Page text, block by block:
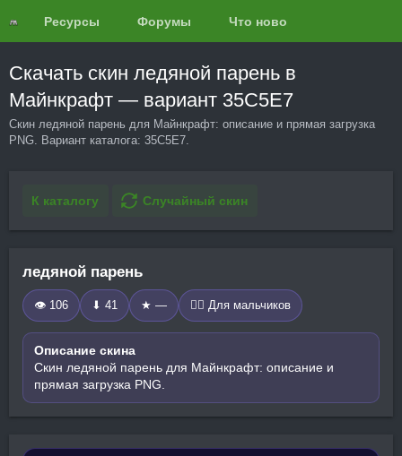
Ресурсы Форумы Что нового?
Скачать скин ледяной парень в
Майнкрафт — вариант 35C5E7
Скин ледяной парень для Майнкрафт: описание и прямая загрузка
PNG. Вариант каталога: 35C5E7.
К каталогу Случайный скин
ледяной парень
👁 106 ⬇ 41 ★ — 🧍‍♂️ Для мальчиков
Описание скина
Скин ледяной парень для Майнкрафт: описание и
прямая загрузка PNG.